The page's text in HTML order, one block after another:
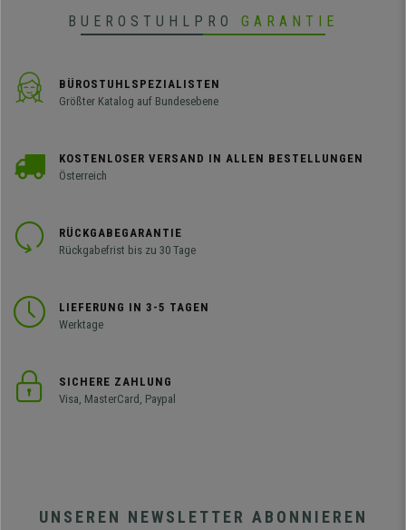
BUEROSTUHLPRO GARANTIE
BÜROSTUHLSPEZIALISTEN
Größter Katalog auf Bundesebene
KOSTENLOSER VERSAND IN ALLEN BESTELLUNGEN
Österreich
RÜCKGABEGARANTIE
Rückgabefrist bis zu 30 Tage
LIEFERUNG IN 3-5 TAGEN
Werktage
SICHERE ZAHLUNG
Visa, MasterCard, Paypal
UNSEREN NEWSLETTER ABONNIEREN